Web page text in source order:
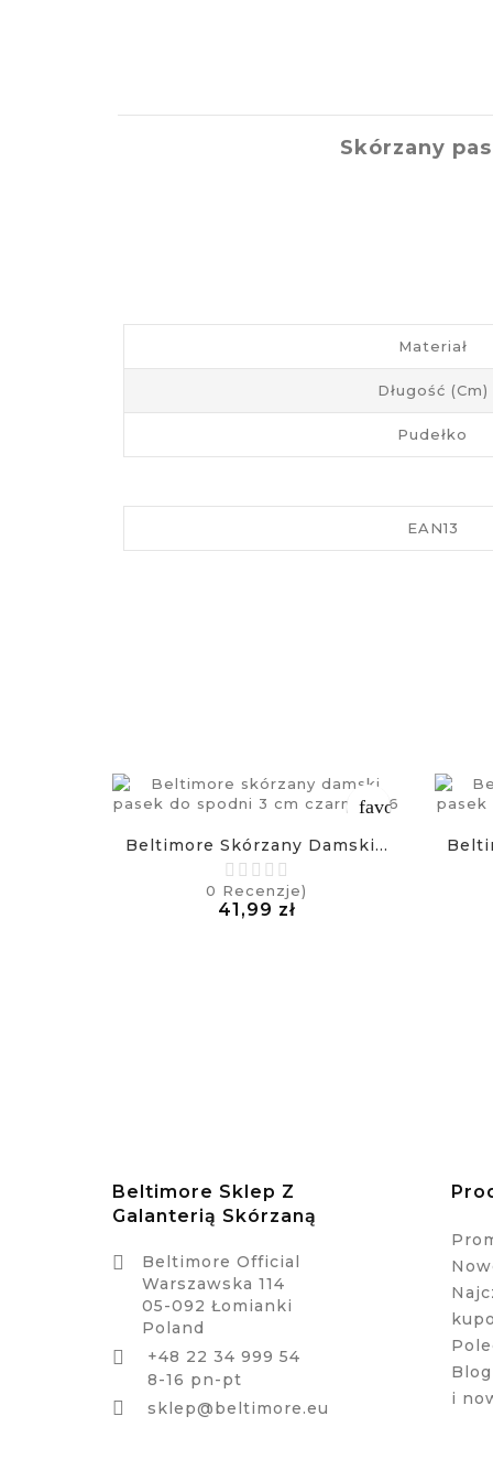
Skórzany
Materiał
Długość (cm)
Pudełko
EAN13
favorite_border
Beltimore Skórzany Damski...
0 Recenzje)
41,99 złCena
Beltimore Sklep Z
Galanterią Skórzaną

Beltimore Official
Warszawska 114
05-092 Łomianki
Poland

+48 22 34 999 54
8-16 pn-pt
 sklep@beltimore.eu
i